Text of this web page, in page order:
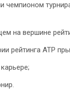
чемпионом
на вершине
рейтинга ATP